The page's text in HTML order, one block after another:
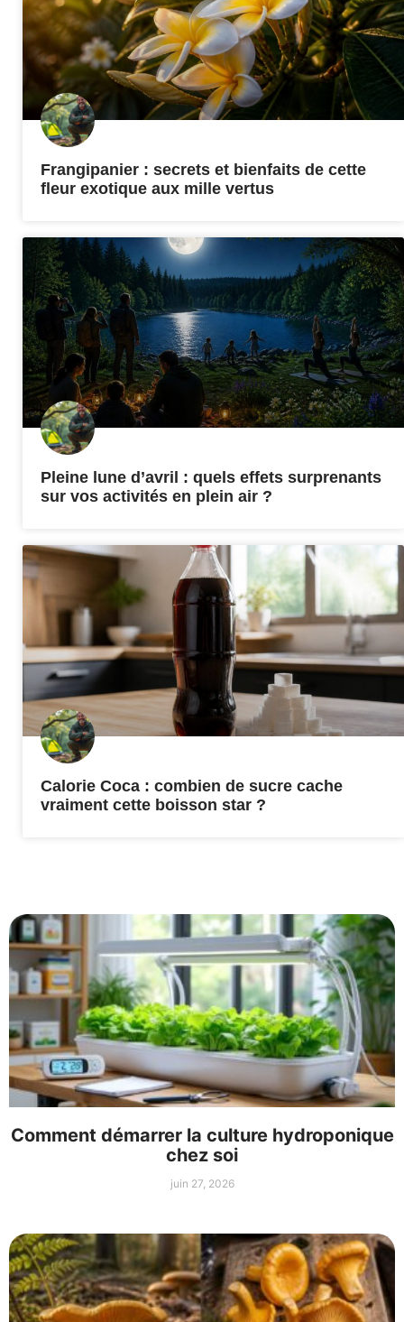
Frangipanier : secrets et bienfaits de cette
fleur exotique aux mille vertus
Pleine lune d’avril : quels effets surprenants
sur vos activités en plein air ?
Calorie Coca : combien de sucre cache
vraiment cette boisson star ?
Comment démarrer la culture hydroponique
chez soi
juin 27, 2026